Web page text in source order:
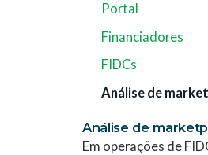
Portal
Financiadores
FIDCs
Análise de
Análise de
Em operações de